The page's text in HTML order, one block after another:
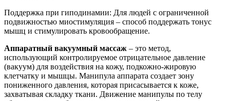
Поддержка при гиподинамии: Для людей с ограниченной
подвижностью миостимуляция – способ поддержать тонус
мышц и стимулировать кровообращение.
Аппаратный вакуумный массаж – это метод,
использующий контролируемое отрицательное давление
(вакуум) для воздействия на кожу, подкожно-жировую
клетчатку и мышцы. Манипула аппарата создает зону
пониженного давления, которая присасывается к коже,
захватывая складку ткани. Движение манипулы по телу